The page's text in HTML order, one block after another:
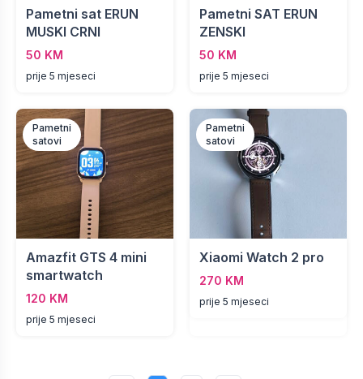
Pametni sat ERUN
MUSKI CRNI
50 KM
prije 5 mjeseci
Pametni SAT ERUN
ZENSKI
50 KM
prije 5 mjeseci
Pametni
satovi
Amazfit GTS 4 mini
smartwatch
120 KM
prije 5 mjeseci
Pametni
satovi
Xiaomi Watch 2 pro
270 KM
prije 5 mjeseci